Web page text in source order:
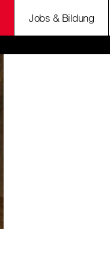
Jobs & Bildung